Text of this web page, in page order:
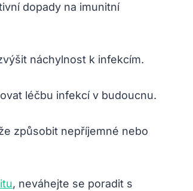
dopady na imunitní
náchylnost k infekcím.
léčbu infekcí v budoucnu.
způsobit nepříjemné nebo
, neváhejte se poradit s